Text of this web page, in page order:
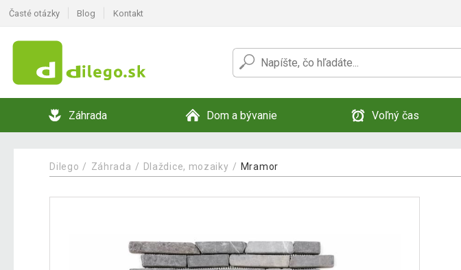
Časté otázky Blog Kontakt
Záhrada Dom a bývanie Voľný čas
Dilego Záhrada Dlaždice, mozaiky Mramor